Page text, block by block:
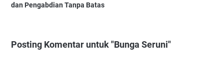
dan Pengabdian Tanpa Batas
Posting Komentar untuk "Bunga Seruni"